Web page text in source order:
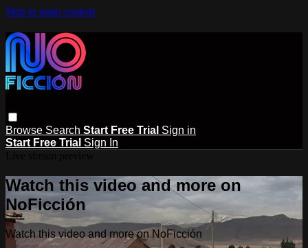
Skip to main content
Browse Search Start Free Trial Sign in
Start Free Trial Sign In
Watch this video and more on
NoFicción
Watch this video and more on NoFicción